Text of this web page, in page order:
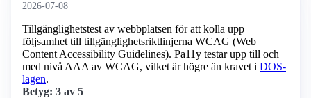
2026-07-08
Tillgänglighetstest av webbplatsen för att kolla upp
följsamhet till tillgänglighets­riktlinjerna WCAG (Web
Content Accessibility Guidelines). Pa11y testar upp till och
med nivå AAA av WCAG, vilket är högre än kravet i DOS-
lagen.
Betyg: 3 av 5